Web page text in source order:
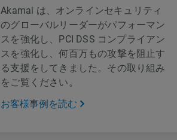
Akamai は、オンラインセキュリティ
のグローバルリーダーがパフォーマン
スを強化し、PCI DSS コンプライアン
スを強化し、何百万もの攻撃を阻止す
る支援をしてきました。その取り組み
をご覧ください。
お客様事例を読む